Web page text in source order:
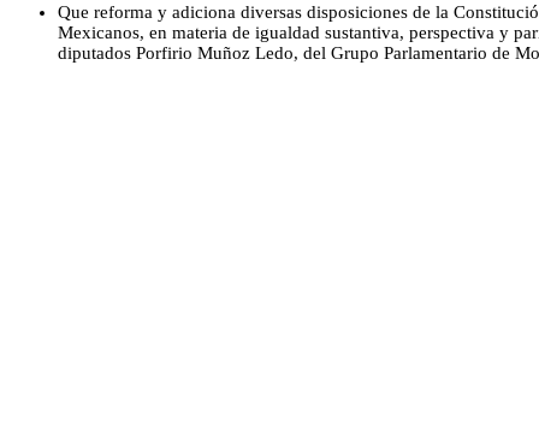
Que reforma y adiciona diversas disposiciones de la
Mexicanos, en materia de igualdad sustantiva, perspectiva y
diputados Porfirio Muñoz Ledo, del Grupo Parlamentario de